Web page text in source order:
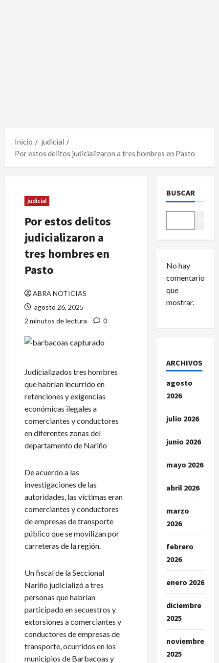
Inicio
judicial
Por estos delitos judicializaron a tres hombres en Pasto
judicial
Por estos delitos
judicializaron a
tres hombres en
Pasto
ABRA NOTICIAS
agosto 26, 2025
2 minutos de lectura
0
Judicializados tres hombres
que habrían incurrido en
retenciones y exigencias
económicas ilegales a
comerciantes y conductores
en diferentes zonas del
departamento de Nariño
De acuerdo a las
investigaciones de las
autoridades, las víctimas eran
comerciantes y conductores
de empresas de transporte
público que se movilizan por
carreteras de la región.
Un fiscal de la Seccional
Nariño judicializó a tres
personas que habrían
participado en secuestros y
extorsiones a comerciantes y
conductores de empresas de
transporte, ocurridos en los
municipios de Barbacoas y
BUSCAR
No hay
comentarios
que
mostrar.
ARCHIVOS
agosto
2026
julio 2026
junio 2026
mayo 2026
abril 2026
marzo
2026
febrero
2026
enero 2026
diciembre
2025
noviembre
2025